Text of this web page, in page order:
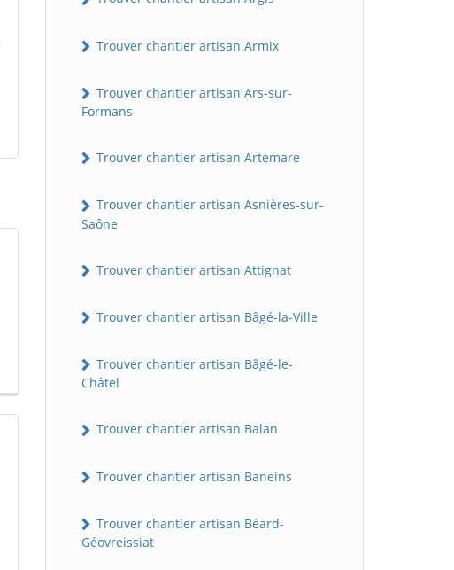
Trouver chantier artisan Armix
Trouver chantier artisan Ars-sur-
Formans
Trouver chantier artisan Artemare
Trouver chantier artisan Asnières-sur-
Saône
Trouver chantier artisan Attignat
Trouver chantier artisan Bâgé-la-Ville
Trouver chantier artisan Bâgé-le-
Châtel
Trouver chantier artisan Balan
Trouver chantier artisan Baneins
Trouver chantier artisan Béard-
Géovreissiat